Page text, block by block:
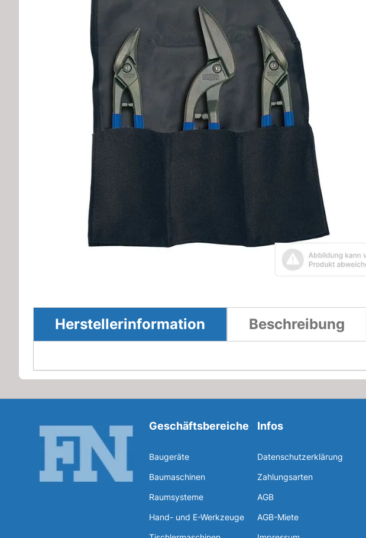
Herstellerinformation Beschreibung
Geschäftsbereiche
Baugeräte
Baumaschinen
Raumsysteme
Hand- und E-Werkzeuge
Infos
Datenschutzerklärung
Zahlungsarten
AGB
AGB-Miete